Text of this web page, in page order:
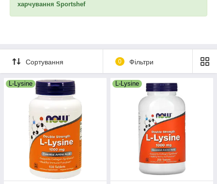
харчування Sportshef
Сортування 0 Фільтри
L-Lysine L-Lysine